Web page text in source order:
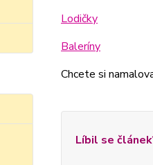
Lodičky
Baleríny
Chcete si
Líbil se